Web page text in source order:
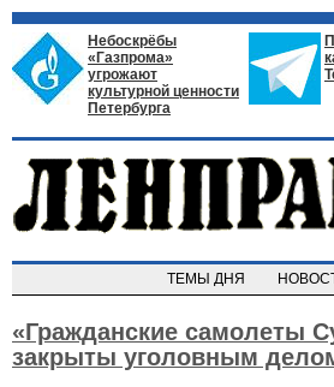
Небоскрёбы
«Газпрома»
угрожают
культурной ценности
Петербурга
ТЕМЫ ДНЯ
«Гражданские самолеты
закрыты уголовным